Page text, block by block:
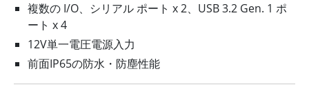
複数の I/O、シリアル ポート x 2、USB 3.2 Gen. 1 ポ
ート x 4
12V単一電圧電源入力
前面IP65の防水・防塵性能